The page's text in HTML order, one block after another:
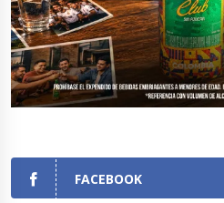
FACEBOOK